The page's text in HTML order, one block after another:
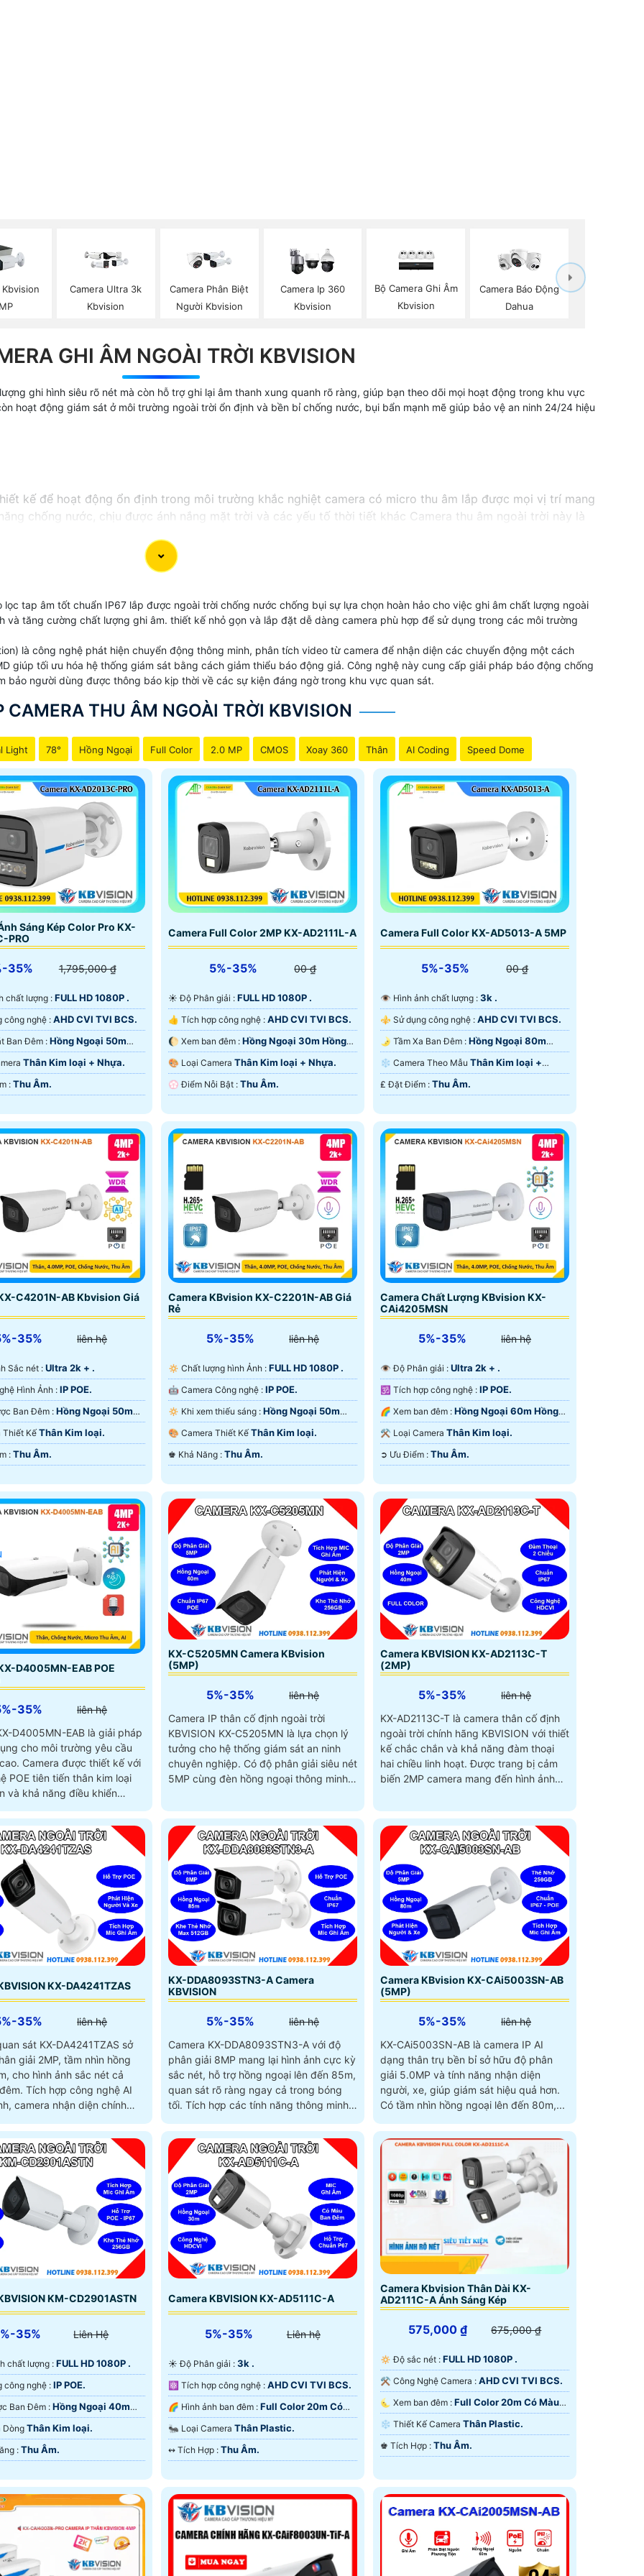
Camera Ultra 3k
Kbvision
Camera Phân Biệt
Người Kbvision
Camera Ip 360
Kbvision
Bộ Camera Ghi Âm
Kbvision
Camera Báo Động
Dahua
GHI ÂM NGOÀI TRỜI KBVISION
ghi hình siêu rõ nét mà còn hỗ trợ ghi lại âm thanh xung quanh rõ ràng, giúp bạn theo dõi mọi hoạt động trong khu vực
hoạt động giám sát ở môi trường ngoài trời ổn định và bền bỉ chống nước, bụi bẩn mạnh mẽ giúp bảo vệ an ninh 24/24 hiệu
kế để hoạt động ổn định trong môi trường khắc nghiệt camera có micro thu âm lắp được mọi vị trí mang
chống nước, chịu được ánh nắng mặt trời và các yếu tố thời tiết khác Camera thu âm ngoài trời này là
hoạt động ngoài trời. Đừng bỏ lỡ cơ hội sở hữu sản phẩm chất lượng này với giá cả phải chăng.
lọc tap âm tốt chuẩn IP67 lắp được ngoài trời chống nước chống bụi sự lựa chọn hoàn hảo cho việc ghi âm chất lượng ngoài
tăng cường chất lượng ghi âm. thiết kế nhỏ gọn và lắp đặt dễ dàng camera phù hợp để sử dụng trong các môi trường
là công nghệ phát hiện chuyển động thông minh, phân tích video từ camera để nhận diện các chuyển động một cách
giúp tối ưu hóa hệ thống giám sát bằng cách giảm thiểu báo động giả. Công nghệ này cung cấp giải pháp báo động chống
bảo người dùng được thông báo kịp thời về các sự kiện đáng ngờ trong khu vực quan sát.
CAMERA THU ÂM NGOÀI TRỜI KBVISION
Light 78° Hồng Ngoại Full Color 2.0 MP CMOS Xoay 360 Thân AI Coding Speed Dome
Sáng Kép Color Pro KX-
PRO
35% 1,795,000 ₫
chất lượng :FULL HD 1080P .
⚜️ Sử dụng công nghệ : AHD CVI TVI BCS.
🌈 Giám sát Ban Đêm : Hồng Ngoại 50m
SMD.Thân Kim loại + Nhựa.
️💫 Đặt Điểm : Thu Âm.
Camera Full Color 2MP KX-AD2111L-A
5%-35% 00 ₫
☀️ Độ Phân giải : FULL HD 1080P .
👍 Tích hợp công nghệ : AHD CVI TVI BCS.
🌔 Xem ban đêm : Hồng Ngoại 30m Hồng
Ngoại SMD.
🎨 Loại Camera Thân Kim loại + Nhựa.
️💮 Điểm Nỗi Bật : Thu Âm.
Camera Full Color KX-AD5013-A 5MP
5%-35% 00 ₫
👁 Hình ảnh chất lượng : 3k .
⚜️ Sử dụng công nghệ : AHD CVI TVI BCS.
🌛 Tầm Xa Ban Đêm : Hồng Ngoại 80m
Hồng Ngoại SMD.
❄ Camera Theo Mẫu Thân Kim loại +
Nhựa.
️₤ Đặt Điểm : Thu Âm.
C4201N-AB Kbvision Giá
35% liên hệ
Sắc nét :Ultra 2k + .
🤖️ Công Nghệ Hình Ảnh : IP POE.
💥 Xem Được Ban Đêm : Hồng Ngoại 50m
Smart IR.
Thiết KếThân Kim loại.
️👮 Đặt Điểm : Thu Âm.
Camera KBvision KX-C2201N-AB Giá
Rẻ
5%-35% liên hệ
🔅 Chất lượng hình Ảnh : FULL HD 1080P .
🤖️ Camera Công nghệ : IP POE.
🔅 Khi xem thiếu sáng : Hồng Ngoại 50m
Hồng Ngoại Smart IR.
🎨 Camera Thiết Kế Thân Kim loại.
️♚ Khả Năng : Thu Âm.
Camera Chất Lượng KBvision KX-
CAi4205MSN
5%-35% liên hệ
👁 Độ Phân giải : Ultra 2k + .
🕉️ Tích hợp công nghệ : IP POE.
🌈 Xem ban đêm : Hồng Ngoại 60m Hồng
Ngoại Smart IR.
⚒ Loại Camera Thân Kim loại.
️➲ Ưu Điểm : Thu Âm.
D4005MN-EAB POE
35%
liên hệ
D4005MN-EAB là giải pháp
cho môi trường yêu cầu
kế với
POE tiên tiến thân kim loại
và khả năng điều khiển
KX-C5205MN Camera KBvision
(5MP)
5%-35%
liên hệ
Camera IP thân cố định ngoài trời
KBVISION KX-C5205MN là lựa chọn lý
tưởng cho hệ thống giám sát an ninh
chuyên nghiệp. Có độ phân giải siêu nét
5MP cùng đèn hồng ngoại thông minh
camera đảm bảo hình ảnh rõ ràng cả
ngày lẫn đêm
Camera KBVISION KX-AD2113C-T
(2MP)
5%-35%
liên hệ
KX-AD2113C-T là camera thân cố định
ngoài trời chính hãng KBVISION với thiết
kế chắc chắn và khả năng đàm thoại
hai chiều linh hoạt. Được trang bị cảm
biến 2MP camera mang đến hình ảnh
ngoại tầm xa 40m kết hợp ánh sáng
kép Full Color, camera ghi hình rõ ràng
cả ban ngày lẫn ban đêm – ngay cả
trong điều kiện ánh sáng yếu chuẩn
kháng nước, chống bụi IP67
KX-DA4241TZAS
35%
liên hệ
sát KX-DA4241TZAS sở
giải 2MP, tầm nhìn hồng
cho hình ảnh sắc nét cả
nghệ AI
camera nhận diện chính
qua khe thẻ nhớ và ghi âm
hợp
KX-DDA8093STN3-A Camera
KBVISION
5%-35%
liên hệ
Camera KX-DDA8093STN3-A với độ
phân giải 8MP mang lại hình ảnh cực kỳ
sắc nét, hỗ trợ hồng ngoại lên đến 85m,
quan sát rõ ràng ngay cả trong bóng
tối. Tích hợp các tính năng thông minh
và nhận diện đối tượng, cùng khả năng
lưu trữ thẻ Micro SD lên tới 512GB
Camera KBvision KX-CAi5003SN-AB
(5MP)
5%-35%
liên hệ
KX-CAi5003SN-AB là camera IP AI
dạng thân trụ bền bỉ sở hữu độ phân
giải 5.0MP và tính năng nhận diện
người, xe, giúp giám sát hiệu quả hơn.
Có tầm nhìn hồng ngoại lên đến 80m,...
KM-CD2901ASTN
35% Liên Hệ
chất lượng : FULL HD 1080P .
⚙ Sử dụng công nghệ : IP POE.
❃ Xem Được Ban Đêm : Hồng Ngoại 40m
Smart IR.
DòngThân Kim loại.
️💎 Chức Năng : Thu Âm.
Camera KBVISION KX-AD5111C-A
5%-35% Liên hệ
☀️ Độ Phân giải : 3k .
⚛️ Tích hợp công nghệ : AHD CVI TVI BCS.
🌈 Hình ảnh ban đêm : Full Color 20m Có
Màu Ban Ðêm.
🐜 Loại Camera Thân Plastic.
️↭ Tích Hợp : Thu Âm.
Camera Kbvision Thân Dài KX-
AD2111C-A Ánh Sáng Kép
575,000 ₫ 675,000 ₫
🔅 Độ sắc nét : FULL HD 1080P .
⚒ Công Nghệ Camera : AHD CVI TVI BCS.
🌜 Xem ban đêm : Full Color 20m Có Màu
Ban Ðêm.
❄ Thiết Kế Camera Thân Plastic.
️♚ Tích Hợp : Thu Âm.